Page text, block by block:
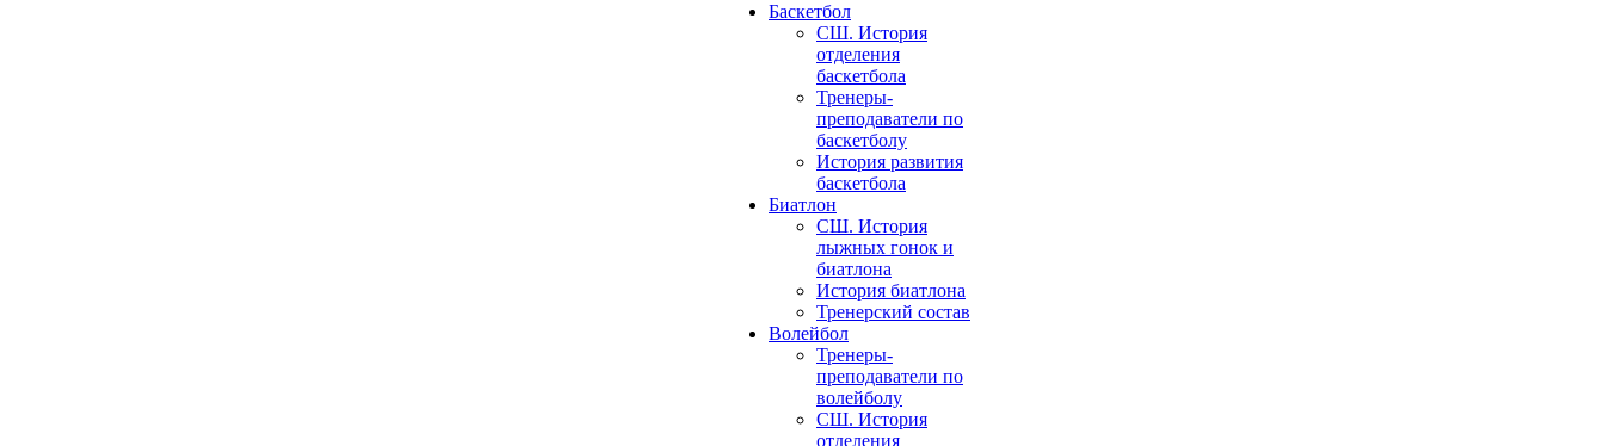
Баскетбол
СШ. История
отделения
баскетбола
Тренеры-
преподаватели по
баскетболу
История развития
баскетбола
Биатлон
СШ. История
лыжных гонок и
биатлона
История биатлона
Тренерский состав
Волейбол
Тренеры-
преподаватели по
волейболу
СШ. История
отделения